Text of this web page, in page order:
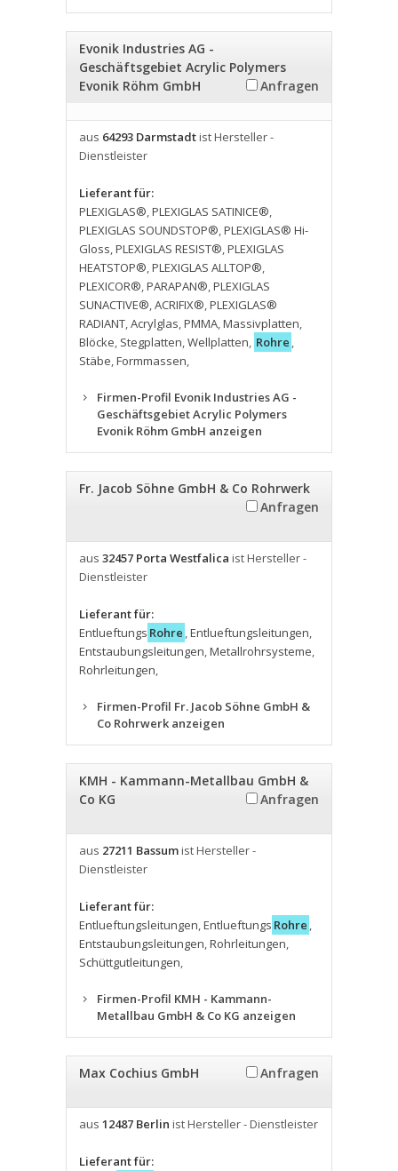
Evonik Industries AG -
Geschäftsgebiet Acrylic Polymers
Evonik Röhm GmbH
Anfragen
aus 64293 Darmstadtist Hersteller -
Dienstleister
Lieferant für:
PLEXIGLAS®,PLEXIGLAS SATINICE®,
PLEXIGLAS SOUNDSTOP®,PLEXIGLAS® Hi-
Gloss,PLEXIGLAS RESIST®,PLEXIGLAS
HEATSTOP®,PLEXIGLAS ALLTOP®,
PLEXICOR®,PARAPAN®,PLEXIGLAS
SUNACTIVE®,ACRIFIX®,PLEXIGLAS®
RADIANT,Acrylglas,PMMA,Massivplatten,
Blöcke, Stegplatten,Wellplatten, Rohre ,
Stäbe,Formmassen,
Firmen-Profil Evonik Industries AG -
Geschäftsgebiet Acrylic Polymers
Evonik Röhm GmbH anzeigen
Fr. Jacob Söhne GmbH & Co Rohrwerk
Anfragen
aus 32457 Porta Westfalica ist Hersteller -
Dienstleister
Lieferant für:
Entlueftungs Rohre ,Entlueftungsleitungen,
Entstaubungsleitungen,Metallrohrsysteme,
Rohrleitungen,
Firmen-Profil Fr. Jacob Söhne GmbH &
Co Rohrwerk anzeigen
KMH - Kammann-Metallbau GmbH &
Co KG
Anfragen
aus 27211 Bassumist Hersteller -
Dienstleister
Lieferant für:
Entlueftungsleitungen,Entlueftungs Rohre ,
Entstaubungsleitungen,Rohrleitungen,
Schüttgutleitungen,
Firmen-Profil KMH - Kammann-
Metallbau GmbH & Co KG anzeigen
Max Cochius GmbH Anfragen
aus 12487 Berlin ist Hersteller - Dienstleister
Lieferant für: